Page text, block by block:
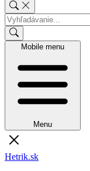
Mobile menu
Menu
Hetrik.sk